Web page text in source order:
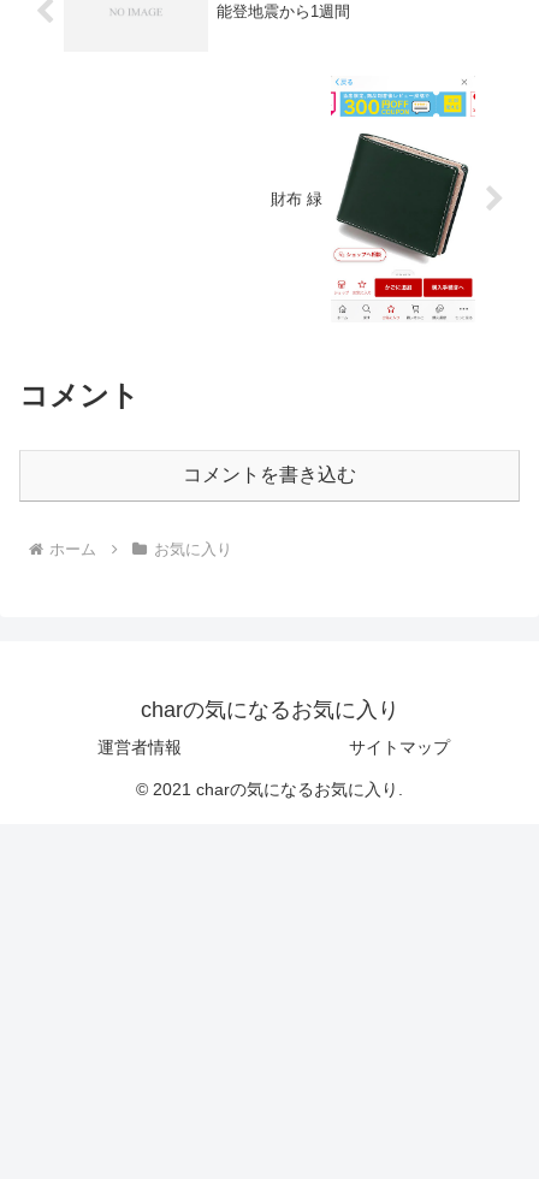
能登地震から1週間
財布 緑
コメント
コメントを書き込む
ホーム お気に入り
charの気になるお気に入り
運営者情報 サイトマップ
© 2021 charの気になるお気に入り.